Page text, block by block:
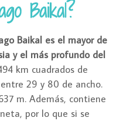
Baikal?
Baikal es el mayor de
y el más profundo del
km cuadrados de
29 y 80 de ancho.
m. Además, contiene
por lo que si se